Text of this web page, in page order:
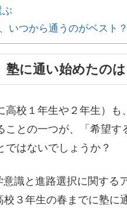
いつから通うのがベスト？
に通い始めたの
校１年生や２年生）も
との一つが、「希望す
ではないでしょうか？
識と進路選択に関する
３年生の春までに塾に